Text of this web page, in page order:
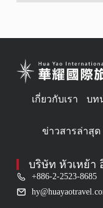
เกี่ยวกับเรา บท
ข่าวสารล่าสุด
บริษัท หัวเหย้า
+886-2-2523-8685